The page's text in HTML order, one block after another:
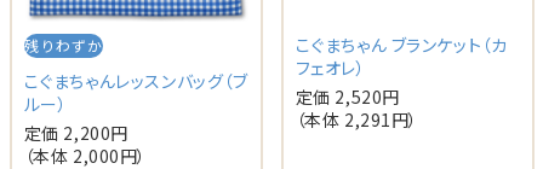
残りわずか
こぐまちゃんレッスンバッグ（ブ
ルー）
定価 2,200円
（本体 2,000円）
こぐまちゃん ブランケット（カ
フェオレ）
定価 2,520円
（本体 2,291円）